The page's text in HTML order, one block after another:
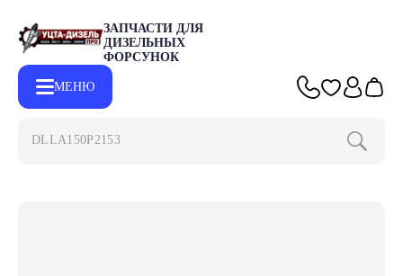
ЗАПЧАСТИ ДЛЯ
ДИЗЕЛЬНЫХ
ФОРСУНОК
МЕНЮ
DLLA150P21